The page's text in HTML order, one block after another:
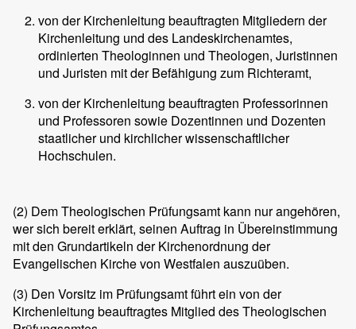
von der Kirchenleitung beauftragten Mitgliedern der
Kirchenleitung und des Landeskirchenamtes,
ordinierten Theologinnen und Theologen, Juristinnen
und Juristen mit der Befähigung zum Richteramt,
von der Kirchenleitung beauftragten Professorinnen
und Professoren sowie Dozentinnen und Dozenten
staatlicher und kirchlicher wissenschaftlicher
Hochschulen.
(2) Dem Theologischen Prüfungsamt kann nur angehören,
wer sich bereit erklärt, seinen Auftrag in Übereinstimmung
mit den Grundartikeln der Kirchenordnung der
Evangelischen Kirche von Westfalen auszuüben.
(3) Den Vorsitz im Prüfungsamt führt ein von der
Kirchenleitung beauftragtes Mitglied des Theologischen